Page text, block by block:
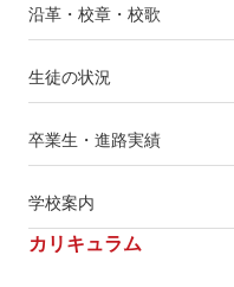
沿革・校章・校歌
生徒の状況
卒業生・進路実績
学校案内
カリキュラム